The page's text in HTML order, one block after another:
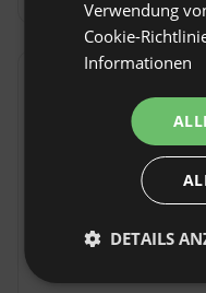
Radomyśl nad
Verwendung
Cookie-
Informationen
DETAILS